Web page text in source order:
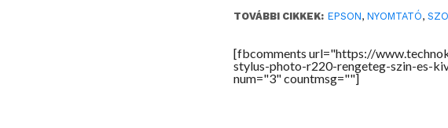
TOVÁBBI CIKKEK: EPSON,NYOMTATÓ,
[fbcomments url="https://
stylus-photo-r220-rengeteg-szin-es-
num="3" countmsg=""]